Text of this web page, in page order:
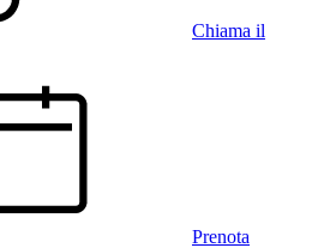
Chiama il
Prenota